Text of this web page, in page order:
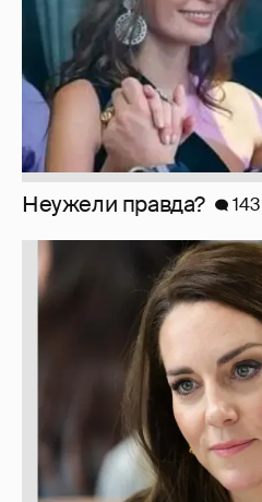
Марк Рош: "Кэтрин,
перенесла удаление
рака толстого